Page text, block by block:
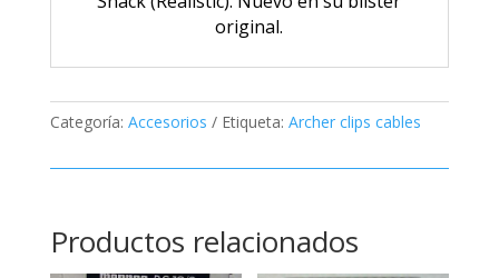
original.
Categoría: Accesorios Etiqueta: Archer clips cables
Productos relacionados